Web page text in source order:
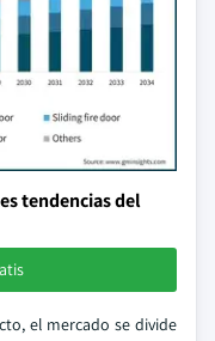
tendencias del
el mercado se divide